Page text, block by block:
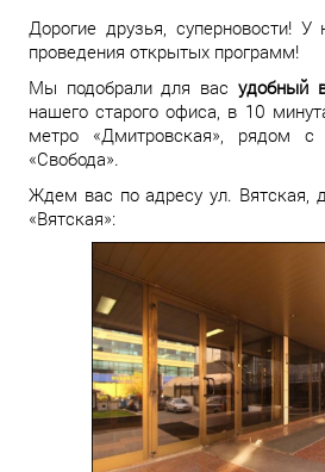
Дорогие друзья, суперновости!
проведения открытых программ!
Мы подобрали для вас удобный
нашего старого офиса, в 10
метро «Дмитровская», рядом с
«Свобода».
Ждем вас по адресу ул. Вятская,
«Вятская»: